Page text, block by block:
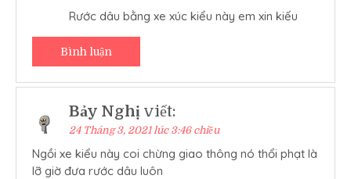
Rước dâu bằng xe xúc kiểu này em xin kiếu
Bình luận
Bảy Nghị viết:
24 Tháng 3, 2021 lúc 3:46 chiều
Ngồi xe kiểu này coi chừng giao thông nó thổi phạt là
lỡ giờ đưa rước dâu luôn